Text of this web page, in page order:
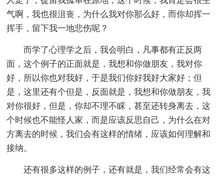
气啊，我也很沮丧，为什么我对你那么好，而你却挥一
挥手，留下我一地悲伤呢？
而学了心理学之后，我会明白，凡事都有正反两
面，这个例子的正面就是，我想和你做朋友，我对你
好，所以你也对我好，于是我们你好我好大家好；但
是，这里还有个但是，反面就是，我想和你做朋友，我
对你很好，但是，你却不理不睬，甚至还转身离去，这
个时候也不能怪人家，而是应该反思自己，为什么在对
方离去的时候，我们会有这样的情绪，应该如何理解和
接纳。
还有很多这样的例子，还有就是，我们经常会有这